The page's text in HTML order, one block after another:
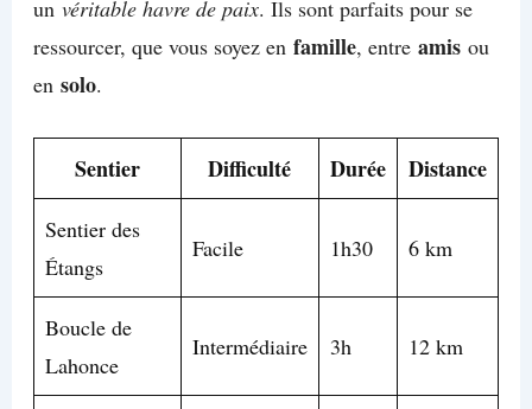
un véritable havre de paix. Ils sont parfaits pour se
ressourcer, que vous soyez en famille, entre amisou
en solo.
Sentier Difficulté Durée Distance
Sentier des
Étangs
Facile 1h30 6 km
Boucle de
Lahonce
Intermédiaire 3h 12 km